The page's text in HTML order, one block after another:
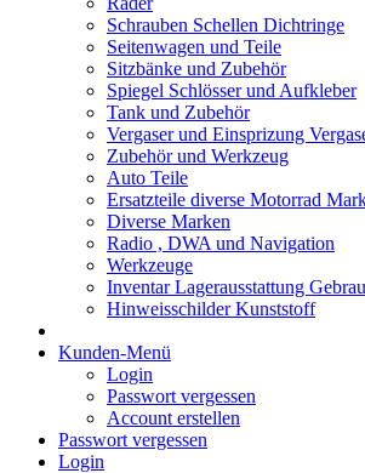
Schrauben Schellen Dichtringe
Seitenwagen und Teile
Sitzbänke und Zubehör
Spiegel Schlösser und Aufkleber
Tank und Zubehör
Vergaser und Einsprizung
Zubehör und Werkzeug
Auto Teile
Ersatzteile diverse Motorrad
Diverse Marken
Radio , DWA und Navigation
Werkzeuge
Inventar Lagerausstattung
Hinweisschilder Kunststoff
Kunden-Menü
Login
Passwort vergessen
Account erstellen
Passwort vergessen
Login